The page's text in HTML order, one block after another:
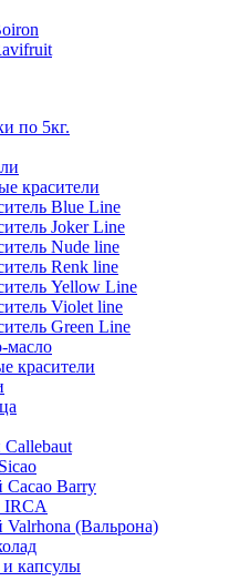
по 5кг.
красители
Blue Line
Joker Line
Nude line
Renk line
Yellow Line
Violet line
Green Line
масло
красители
Barry
IRCA
(Вальрона)
капсулы